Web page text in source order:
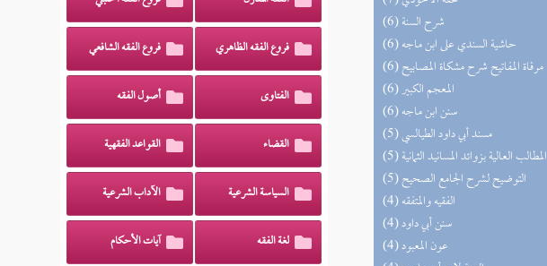
(6) شرح السنة
(6) حاشية السندي على ابن ماجه
(6) مرقاة المفاتيح شرح مشكاة المصابيح
(6) المعجم الكبير
(6) سنن ابن ماجه
(5) مسند أبي داود الطيالسي
(5) المطالب العالية بزوائد المسانيد الثمانية
(5) التوضيح لشرح الجامع الصحيح
(4) الفقيه والمتفقه
(4) سنن أبي داود
(4) عون المعبود
فروع الفقه الظاهري فروع الفقه الشافعي
الفتاوى أصول الفقه
القضاء القواعد الفقهية
السياسة الشرعية الآداب الشرعية
لغة الفقه آيات الأحكام